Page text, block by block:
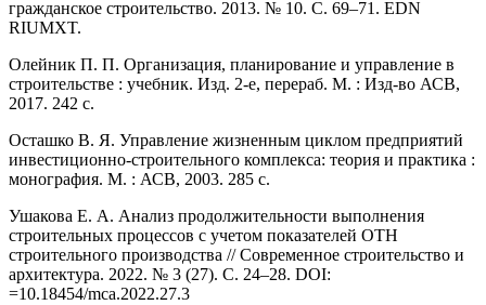
гражданское строительство. 2013. № 10. С. 69–71. EDN
RIUMXT.
Олейник П. П. Организация, планирование и управление в
строительстве : учебник. Изд. 2-е, перераб. М. : Изд-во АСВ,
2017. 242 с.
Осташко В. Я. Управление жизненным циклом предприятий
инвестиционно-строительного комплекса: теория и практика :
монография. М. : АСВ, 2003. 285 с.
Ушакова Е. А. Анализ продолжительности выполнения
строительных процессов с учетом показателей ОТН
строительного производства // Современное строительство и
архитектура. 2022. № 3 (27). С. 24–28. DOI:
=10.18454/mca.2022.27.3